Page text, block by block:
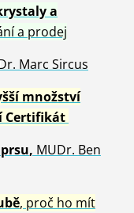
a
a prodej
Marc Sircus
množství
Certifikát
, MUDr. Ben
, proč ho mít